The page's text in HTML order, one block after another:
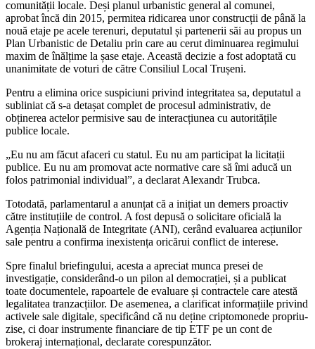
comunității locale. Deși planul urbanistic general al comunei,
aprobat încă din 2015, permitea ridicarea unor construcții de până la
nouă etaje pe acele terenuri, deputatul și partenerii săi au propus un
Plan Urbanistic de Detaliu prin care au cerut diminuarea regimului
maxim de înălțime la șase etaje. Această decizie a fost adoptată cu
unanimitate de voturi de către Consiliul Local Trușeni.
Pentru a elimina orice suspiciuni privind integritatea sa, deputatul a
subliniat că s-a detașat complet de procesul administrativ, de
obținerea actelor permisive sau de interacțiunea cu autoritățile
publice locale.
„Eu nu am făcut afaceri cu statul. Eu nu am participat la licitații
publice. Eu nu am promovat acte normative care să îmi aducă un
folos patrimonial individual”, a declarat Alexandr Trubca.
Totodată, parlamentarul a anunțat că a inițiat un demers proactiv
către instituțiile de control. A fost depusă o solicitare oficială la
Agenția Națională de Integritate (ANI), cerând evaluarea acțiunilor
sale pentru a confirma inexistența oricărui conflict de interese.
Spre finalul briefingului, acesta a apreciat munca presei de
investigație, considerând-o un pilon al democrației, și a publicat
toate documentele, rapoartele de evaluare și contractele care atestă
legalitatea tranzacțiilor. De asemenea, a clarificat informațiile privind
activele sale digitale, specificând că nu deține criptomonede propriu-
zise, ci doar instrumente financiare de tip ETF pe un cont de
brokeraj internațional, declarate corespunzător.